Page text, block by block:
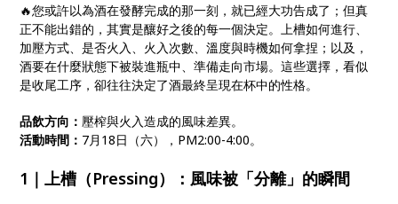
🔥您或許以為酒在發酵完成的那一刻，就已經大功告成了；但真
正不能出錯的，其實是釀好之後的每一個決定。上槽如何進行、
加壓方式、是否火入、火入次數、溫度與時機如何拿捏；以及，
酒要在什麼狀態下被裝進瓶中、準備走向市場。這些選擇，看似
是收尾工序，卻往往決定了酒最終呈現在杯中的性格。
品飲方向： 壓榨與火入造成的風味差異。
活動時間： 7月18日（六），PM2:00-4:00。
1｜上槽（Pressing）：風味被「分離」的瞬間